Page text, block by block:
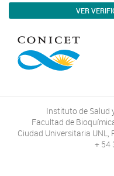
VER
Instituto de Salud
Facultad de
Ciudad Universitaria UNL,
+ 54